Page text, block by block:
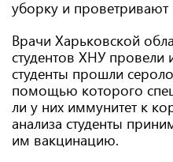
уборку и
Врачи Харьковской
студентов ХНУ провели
студенты прошли
помощью которого
ли у них иммунитет к
анализа студенты
им вакцинацию.